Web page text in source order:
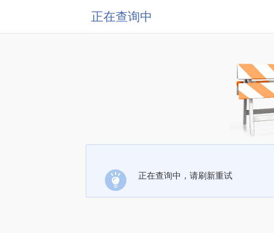
正在查询中
正在查询中，请刷新重试